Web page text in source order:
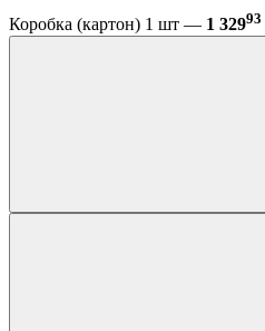
Коробка (картон) 1 шт — 1 32993